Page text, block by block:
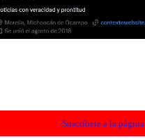
Suscríbete a la página